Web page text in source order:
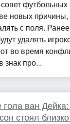
футбольных
новых
с поля.
удалять
во время
знак про...
гола ван
стоял